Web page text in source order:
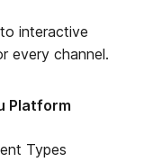
interactive
every channel.
Platform
Types